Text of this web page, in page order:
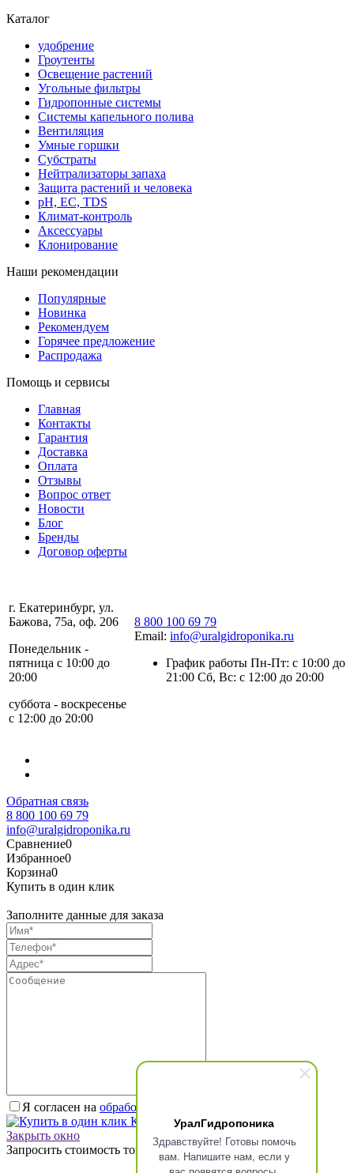
УралГидропоника
Здравствуйте! Готовы помочь
вам. Напишите нам, если у
Каталог
удобрение
Гроутенты
Освещение растений
Угольные фильтры
Гидропонные системы
Системы капельного полива
Вентиляция
Умные горшки
Субстраты
Нейтрализаторы запаха
Защита растений и человека
pH, EC, TDS
Климат-контроль
Аксессуары
Клонирование
Наши рекомендации
Популярные
Новинка
Рекомендуем
Горячее предложение
Распродажа
Помощь и сервисы
Главная
Контакты
Гарантия
Доставка
Оплата
Отзывы
Вопрос ответ
Новости
Блог
Бренды
Договор оферты
г. Екатеринбург, ул.
Бажова, 75а, оф. 206
Понедельник -
пятница с 10:00 до
20:00
суббота - воскресенье
с 12:00 до 20:00
8 800 100 69 79
Email: info@uralgidroponika.ru
График работы Пн-Пт: с 10:00 до
21:00 Сб, Вс: с 12:00 до 20:00
Обратная связь
8 800 100 69 79
info@uralgidroponika.ru
Сравнение0
Избранное0
Корзина0
Купить в один клик
Заполните данные для заказа
Я согласен на обработку персональных данных.
Купить в один клик
Закрыть окно
Запросить стоимость товара